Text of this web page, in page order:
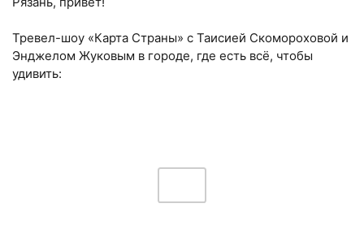
Тревел-шоу «Карта Страны» с Таисией Скомороховой и
Энджелом Жуковым в городе, где есть всё, чтобы
удивить: